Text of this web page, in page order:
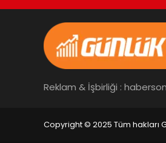
Reklam & İşbirliği :
Copyright © 2025 Tüm hakları